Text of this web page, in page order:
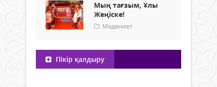
Мың тағзым, Ұлы
Жеңіске!
Мәдениет
Пікір қалдыру